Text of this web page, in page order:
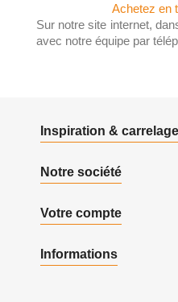
Achetez en
Sur notre site internet,
avec notre équipe par
Inspiration & carrelage
Notre société
Votre compte
Informations